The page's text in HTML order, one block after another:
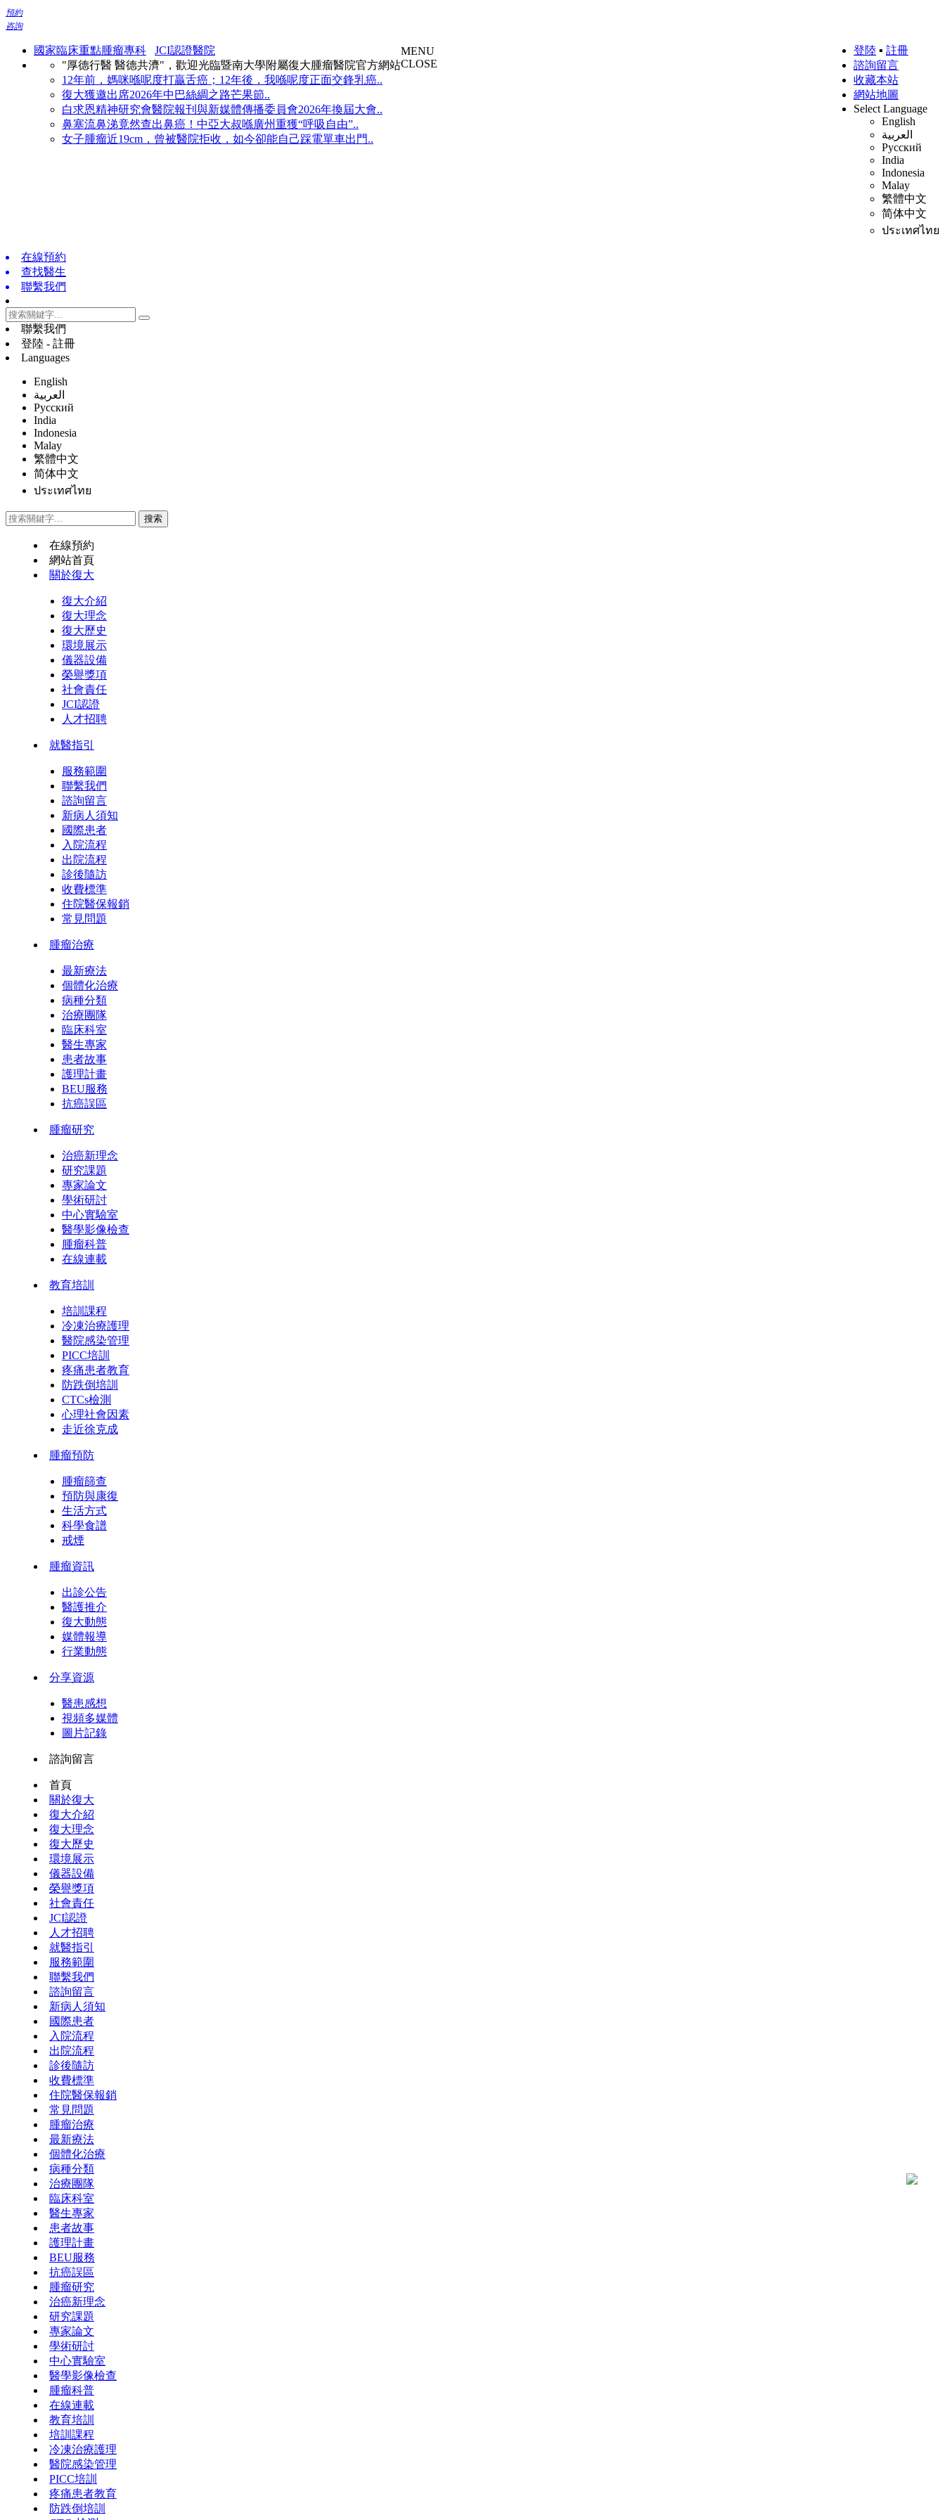
預約
咨詢
國家臨床重點腫瘤專科
JCI認證醫院
"厚德行醫 醫德共濟"，歡迎光臨暨南大學附屬復大腫瘤醫院官方網站
12年前，媽咪喺呢度打贏舌癌；12年後，我喺呢度正面交鋒乳癌..
復大獲邀出席2026年中巴絲綢之路芒果節..
白求恩精神研究會醫院報刊與新媒體傳播委員會2026年換屆大會..
鼻塞流鼻涕竟然查出鼻癌！中亞大叔喺廣州重獲“呼吸自由”..
女子腫瘤近19cm，曾被醫院拒收，如今卻能自己踩電單車出門..
登陸 ▪ 註冊
諮詢留言
收藏本站
網站地圖
Select Language
English
العربية
Русский
India
Indonesia
Malay
繁體中文
简体中文
ประเทศไทย
MENU
CLOSE
在線預約
查找醫生
聯繫我們
聯繫我們
登陸 - 註冊
Languages
English
العربية
Русский
India
Indonesia
Malay
繁體中文
简体中文
ประเทศไทย
在線預約
網站首頁
關於復大
復大介紹
復大理念
復大歷史
環境展示
儀器設備
榮譽獎項
社會責任
JCI認證
人才招聘
就醫指引
服務範圍
聯繫我們
諮詢留言
新病人須知
國際患者
入院流程
出院流程
診後隨訪
收費標準
住院醫保報銷
常見問題
腫瘤治療
最新療法
個體化治療
病種分類
治療團隊
臨床科室
醫生專家
患者故事
護理計畫
BEU服務
抗癌誤區
腫瘤研究
治癌新理念
研究課題
專家論文
學術研討
中心實驗室
醫學影像檢查
腫瘤科普
在線連載
教育培訓
培訓課程
冷凍治療護理
醫院感染管理
PICC培訓
疼痛患者教育
防跌倒培訓
CTCs檢測
心理社會因素
走近徐克成
腫瘤預防
腫瘤篩查
預防與康復
生活方式
科學食譜
戒煙
腫瘤資訊
出診公告
醫護推介
復大動態
媒體報導
行業動態
分享資源
醫患感想
視頻多媒體
圖片記錄
諮詢留言
首頁
關於復大
復大介紹
復大理念
復大歷史
環境展示
儀器設備
榮譽獎項
社會責任
JCI認證
人才招聘
就醫指引
服務範圍
聯繫我們
諮詢留言
新病人須知
國際患者
入院流程
出院流程
診後隨訪
收費標準
住院醫保報銷
常見問題
腫瘤治療
最新療法
個體化治療
病種分類
治療團隊
臨床科室
醫生專家
患者故事
護理計畫
BEU服務
抗癌誤區
腫瘤研究
治癌新理念
研究課題
專家論文
學術研討
中心實驗室
醫學影像檢查
腫瘤科普
在線連載
教育培訓
培訓課程
冷凍治療護理
醫院感染管理
PICC培訓
疼痛患者教育
防跌倒培訓